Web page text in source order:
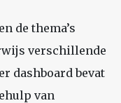
de thema’s
verschillende
dashboard bevat
van